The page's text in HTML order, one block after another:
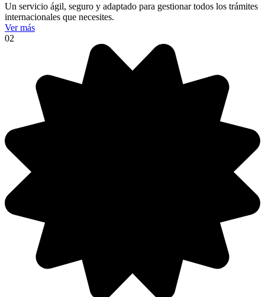
Un servicio ágil, seguro y adaptado para gestionar todos los trámites
internacionales que necesites.
Ver más
02